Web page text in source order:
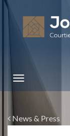
News & Press